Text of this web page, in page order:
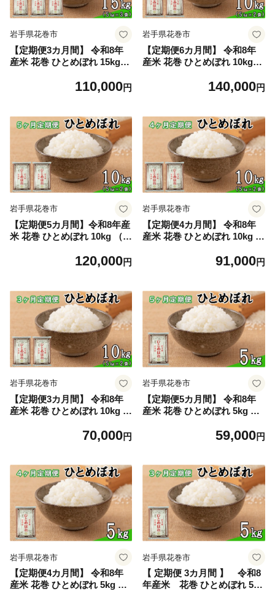
岩手県花巻市
【定期便3カ月間】 令和8年
産米 花巻 ひとめぼれ 15kg
連続でお届け＝計45kg ＞ 【2
110,000円
岩手県花巻市
【定期便6カ月間】 令和8年
産米 花巻 ひとめぼれ 10kg
連続でお届け＝計60kg＞ 【2
140,000円
岩手県花巻市
【定期便5カ月間】令和8年産
米 花巻 ひとめぼれ 10kg （ 5
続でお届け＝計50kg＞ 【246
120,000円
岩手県花巻市
【定期便4カ月間】 令和8年
産米 花巻 ひとめぼれ 10kg （
続でお届け＝計40kg＞ 【246
91,000円
岩手県花巻市
【定期便3カ月間】 令和8年
産米 花巻 ひとめぼれ 10kg （
続でお届け＝計30kg＞ 【245
70,000円
岩手県花巻市
【定期便5カ月間】 令和8年
産米 花巻 ひとめぼれ 5kg ＜5
59,000円
岩手県花巻市
【定期便4カ月間】 令和8年
産米 花巻 ひとめぼれ 5kg ＜5
岩手県花巻市
【 定期便 3カ月間 】 令和8
年産米 花巻 ひとめぼれ 5kg